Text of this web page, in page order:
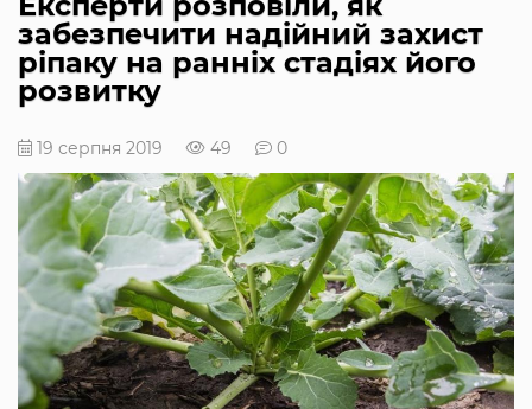
забезпечити надійний захист
ріпаку на ранніх стадіях його
розвитку
19 серпня 2019 49 0